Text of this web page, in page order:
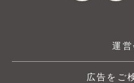
運営
広告をご